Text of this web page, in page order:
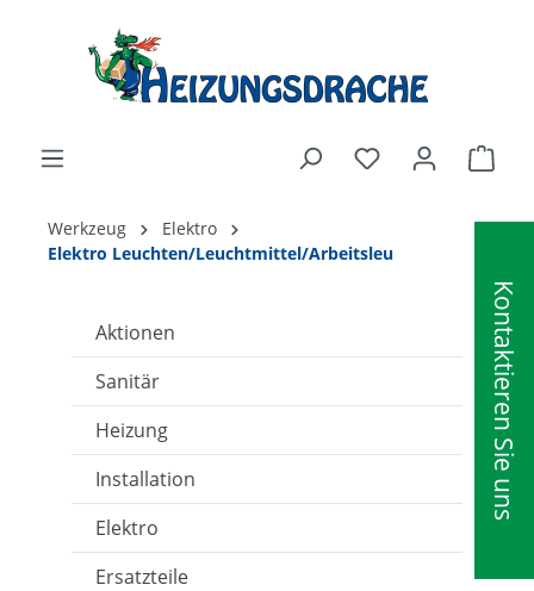
Kontaktieren Sie uns
Werkzeug
Elektro
Elektro Leuchten/Leuchtmittel/Arbeitsleu
Aktionen
Sanitär
Heizung
Installation
Elektro
Ersatzteile